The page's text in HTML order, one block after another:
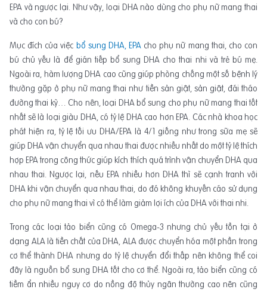
EPA và ngược lại. Như vậy, loại DHA nào dùng cho phụ nữ mang thai
và cho con bú?
Mục đích của việc bổ sung DHA, EPA cho phụ nữ mang thai, cho con
bú chủ yếu là để gián tiếp bổ sung DHA cho thai nhi và trẻ bú mẹ.
Ngoài ra, hàm lượng DHA cao cũng giúp phòng chống một số bệnh lý
thường gặp ở phụ nữ mang thai như tiền sản giật, sản giật, đái tháo
đường thai kỳ… Cho nên, loại DHA bổ sung cho phụ nữ mang thai tốt
nhất sẽ là loại giàu DHA, có tỷ lệ DHA cao hơn EPA. Các nhà khoa học
phát hiện ra, tỷ lệ tối ưu DHA/EPA là 4/1 giống như trong sữa mẹ sẽ
giúp DHA vận chuyển qua nhau thai được nhiều nhất do một tỷ lệ thích
hợp EPA trong công thức giúp kích thích quá trình vận chuyển DHA qua
nhau thai. Ngược lại, nếu EPA nhiều hơn DHA thì sẽ cạnh tranh với
DHA khi vận chuyển qua nhau thai, do đó không khuyến cáo sử dụng
cho phụ nữ mang thai vì có thể làm giảm lợi ích của DHA với thai nhi.
Trong các loại tảo biển cũng có Omega-3 nhưng chủ yếu tồn tại ở
dạng ALA là tiền chất của DHA, ALA được chuyển hóa một phần trong
cơ thể thành DHA nhưng do tỷ lệ chuyển đổi thấp nên không thể coi
đây là nguồn bổ sung DHA tốt cho cơ thể. Ngoài ra, tảo biển cũng có
tiềm ẩn nhiều nguy cơ do nồng độ thủy ngân thường cao nên cũng